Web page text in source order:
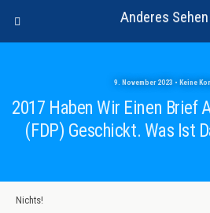
Anderes Sehen
9. November 2023 • Keine
2017 Haben Wir Einen Brief
(FDP) Geschickt. Was Ist
Nichts!